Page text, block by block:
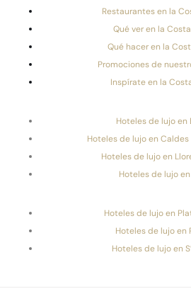
Restaurantes en la
Qué ver en la
Qué hacer en la
Promociones de
Inspírate en la
Hoteles de lujo en
Hoteles de lujo en
Hoteles de lujo en
Hoteles de lujo
Hoteles de lujo en
Hoteles de lujo en
Hoteles de lujo en